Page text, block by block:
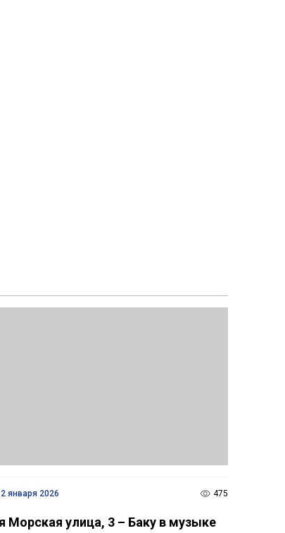
января 2026 475
Морская улица, 3 – Баку в музыке